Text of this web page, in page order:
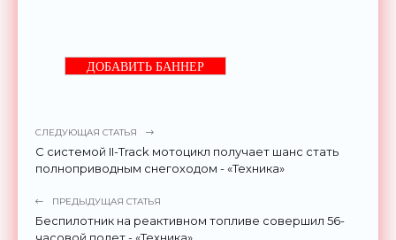
ДОБАВИТЬ БАННЕР
СЛЕДУЮЩАЯ СТАТЬЯ
С системой II-Track мотоцикл получает шанс стать
полноприводным снегоходом - «Техника»
ПРЕДЫДУЩАЯ СТАТЬЯ
Беспилотник на реактивном топливе совершил 56-
часовой полет - «Техника»